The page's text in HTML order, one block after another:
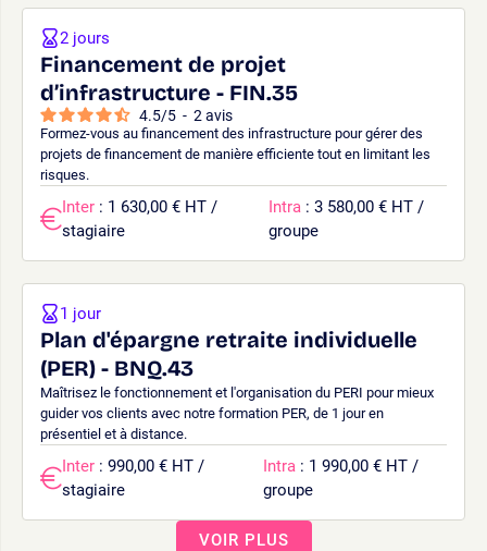
Financement de projet
d’infrastructure - FIN.35
4.5/5 - 2 avis
Formez-vous au financement des infrastructure pour gérer des
projets de financement de manière efficiente tout en limitant les
risques.
2 jours
Inter : 1 630,00 € HT /
stagiaire
Intra : 3 580,00 € HT /
groupe
Plan d'épargne retraite individuelle
(PER) - BNQ.43
Maîtrisez le fonctionnement et l'organisation du PERI pour mieux
guider vos clients avec notre formation PER, de 1 jour en
présentiel et à distance.
1 jour
Inter : 990,00 € HT /
stagiaire
Intra : 1 990,00 € HT /
groupe
VOIR PLUS